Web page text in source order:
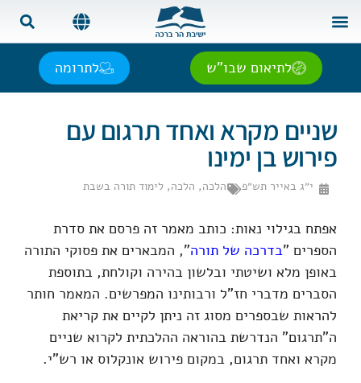
לתיאום שבו"ש לתרומה
שניים מקרא ואחד תרגום עם
פירוש בן ימינו
י״ג באייר תש״פ הלכה, הלכה, לימוד תורה בשבת
אפתח בגילוי נאות: כותב מאמר זה פרסם את סדרת
הספרים "בדרכה של תורה", המבארים את פסוקי התורה
באופן מלא ושיטתי ובלשון בהירה וקולחת, בתוספת
הסברים מדברי חז"ל ורבותינו המפרשים. המאמר חותר
להראות שבספרים מסוג זה ניתן לקיים את קריאת
ה"תרגום" הנדרשת בהוראה ההלכתית לקרוא שניים
מקרא ואחד תרגום, במקום פירוש אונקלוס או רש"י.